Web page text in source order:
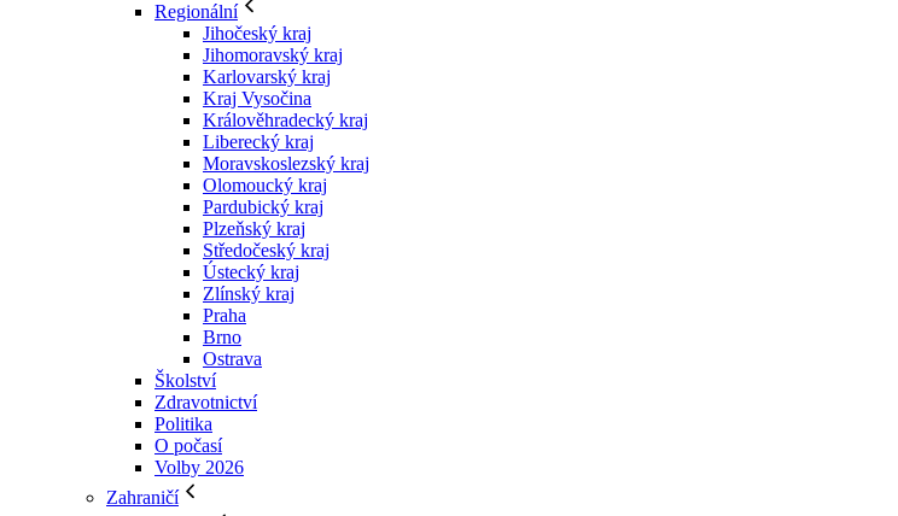
Regionální
Jihočeský kraj
Jihomoravský kraj
Karlovarský kraj
Kraj Vysočina
Králověhradecký kraj
Liberecký kraj
Moravskoslezský kraj
Olomoucký kraj
Pardubický kraj
Plzeňský kraj
Středočeský kraj
Ústecký kraj
Zlínský kraj
Praha
Brno
Ostrava
Školství
Zdravotnictví
Politika
O počasí
Volby 2026
Zahraničí